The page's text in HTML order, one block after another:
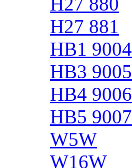
H27 881
HB1 9004
HB3 9005
HB4 9006
HB5 9007
W5W
W16W